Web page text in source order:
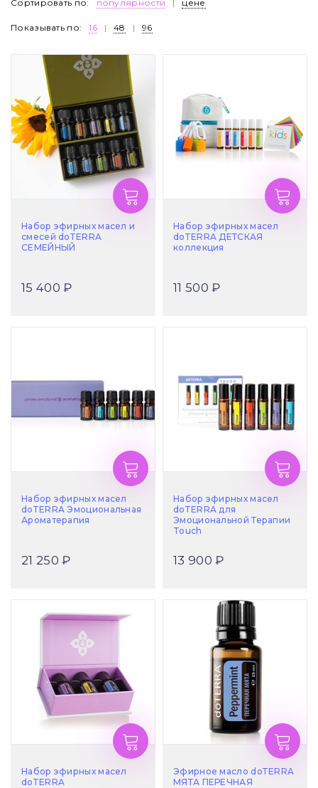
Сортировать по: популярности | цене
Показывать по: 16 | 48 | 96
Набор эфирных масел и
смесей doTERRA
СЕМЕЙНЫЙ
15 400 ₽
Набор эфирных масел
doTERRA ДЕТСКАЯ
коллекция
11 500 ₽
Набор эфирных масел
doTERRA Эмоциональная
Ароматерапия
21 250 ₽
Набор эфирных масел
doTERRA для
Эмоциональной Терапии
Touch
13 900 ₽
Набор эфирных масел
doTERRA
Эфирное масло doTERRA
МЯТА ПЕРЕЧНАЯ